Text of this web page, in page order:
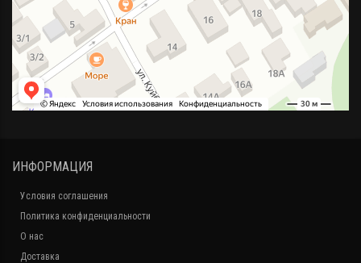
ИНФОРМАЦИЯ
Условия соглашения
Политика конфиденциальности
О нас
Доставка